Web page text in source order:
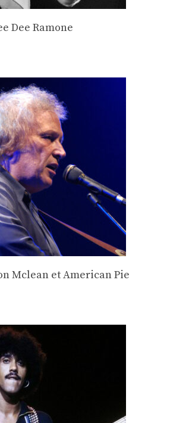
Dee Ramone
Mclean et American Pie